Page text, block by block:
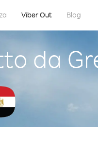
Viber Out Blog
da